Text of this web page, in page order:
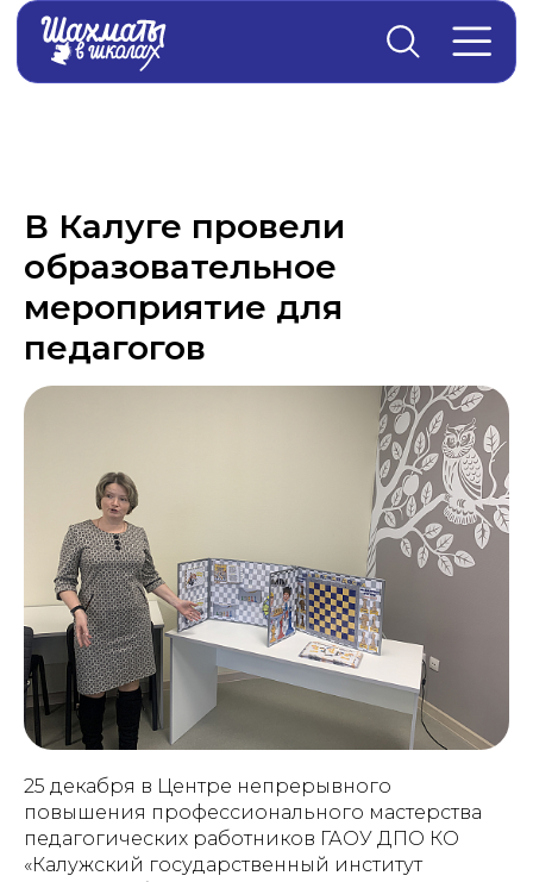
В Калуге провели
образовательное
мероприятие для
педагогов
25 декабря в Центре непрерывного
повышения профессионального мастерства
педагогических работников ГАОУ ДПО КО
«Калужский государственный институт